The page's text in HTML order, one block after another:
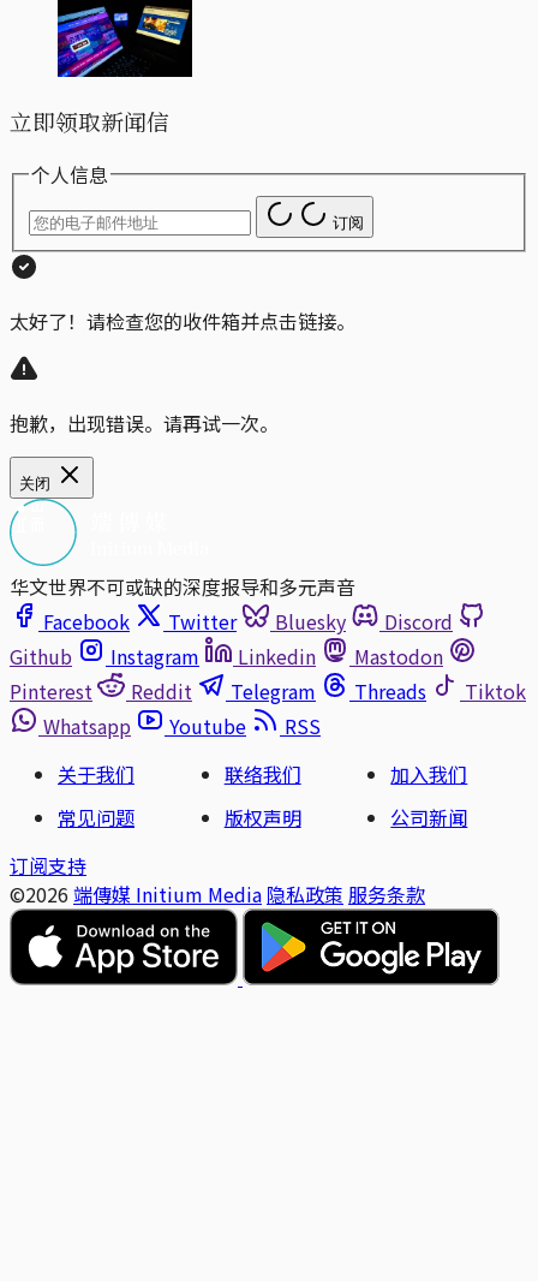
立即领取新闻信
个人信息
订阅
太好了！请检查您的收件箱并点击链接。
抱歉，出现错误。请再试一次。
关闭
华文世界不可或缺的深度报导和多元声音
Facebook
Twitter Bluesky
Discord
Github
Instagram Linkedin
Mastodon
Pinterest
Reddit Telegram Threads
Tiktok
Whatsapp
Youtube
RSS
关于我们
联络我们
加入我们
常见问题
版权声明
公司新闻
订阅支持
©2026 端傳媒 Initium Media 隐私政策 服务条款